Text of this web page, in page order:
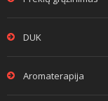
DUK
Aromaterapija